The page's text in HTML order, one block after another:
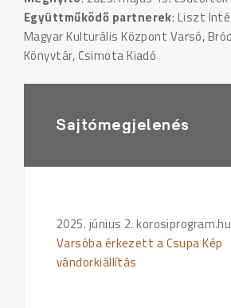
Együttműködő partnerek: Liszt
Magyar Kulturális Központ Varsó,
Könyvtár, Csimota Kiadó
Sajtómegjelenés
2025. június 2.
Varsóba érkezett a Csupa Kép
vándorkiállítás